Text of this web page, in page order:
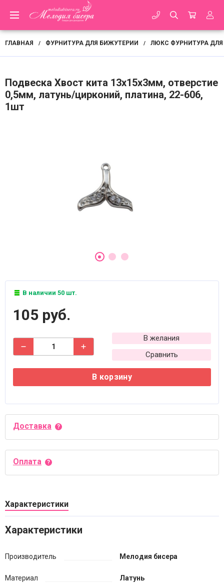
ГЛАВНАЯ / ФУРНИТУРА ДЛЯ БИЖУТЕРИИ / ЛЮКС ФУРНИТУРА
Подвеска Хвост кита 13х15х3мм, отверстие
0,5мм, латунь/цирконий, платина, 22-606,
1шт
В наличии 50 шт.
105 руб.
В желания
Сравнить
В корзину
Доставка
Оплата
Характеристики
Характеристики
Производитель Мелодия бисера
Материал Латунь